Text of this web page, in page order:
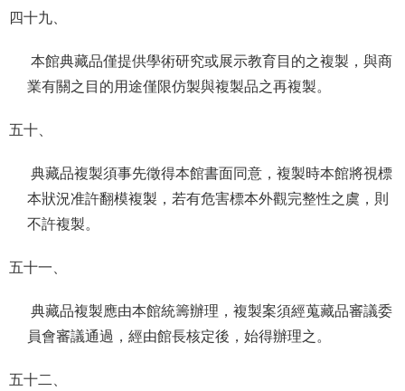
四十九、
本館典藏品僅提供學術研究或展示教育目的之複製，與商
業有關之目的用途僅限仿製與複製品之再複製。
五十、
典藏品複製須事先徵得本館書面同意，複製時本館將視標
本狀況准許翻模複製，若有危害標本外觀完整性之虞，則
不許複製。
五十一、
典藏品複製應由本館統籌辦理，複製案須經蒐藏品審議委
員會審議通過，經由館長核定後，始得辦理之。
五十二、